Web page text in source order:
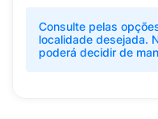
Consulte pelas
localidade desejada.
poderá decidir de